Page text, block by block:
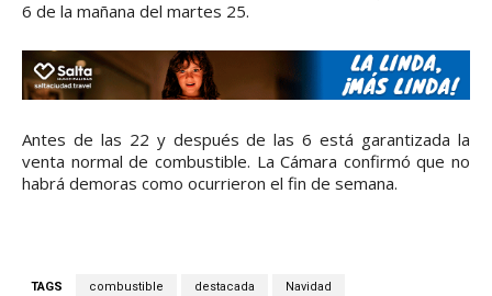
6 de la mañana del martes 25.
Antes de las 22 y después de las 6 está garantizada la
venta normal de combustible. La Cámara confirmó que no
habrá demoras como ocurrieron el fin de semana.
TAGS combustible destacada Navidad